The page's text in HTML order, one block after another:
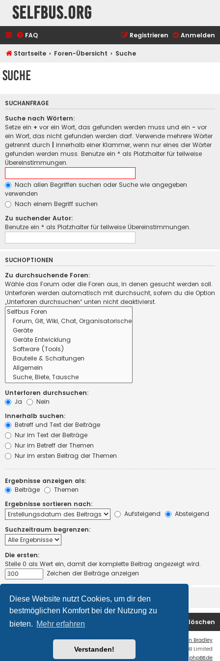
Diese Website nutzt Cookies, um dir den
bestmöglichen Komfort bei der Nutzung zu
bieten. Mehr erfahren
Verstanden!
selfbus.org
FAQ Anmelden
Registrieren
Startseite Foren-Übersicht Suche
Suche
SUCHANFRAGE
Suche nach Wörtern:
Setze ein + vor ein Wort, das gefunden werden muss und ein - vor
ein Wort, das nicht gefunden werden darf. Verwende mehrere Wörter
getrennt durch
innerhalb einer Klammer, wenn nur eines der Wörter
gefunden werden muss. Benutze ein * als Platzhalter für teilweise
Übereinstimmungen.
Nach allen Begriffen suchen oder Suche wie angegeben
verwenden
Nach einem Begriff suchen
Zu suchender Autor:
Benutze ein * als Platzhalter für teilweise Übereinstimmungen.
SUCHOPTIONEN
Zu durchsuchende Foren:
Wähle das Forum oder die Foren aus, in denen gesucht werden soll.
Unterforen werden automatisch mit durchsucht, sofern du die Option
„Unterforen durchsuchen“ unten nicht deaktivierst.
Unterforen durchsuchen:
Ja
Nein
Innerhalb suchen:
Betreff und Text der Beiträge
Nur im Text der Beiträge
Nur im Betreff der Themen
Nur im ersten Beitrag der Themen
Ergebnisse anzeigen als:
Beiträge
Themen
Ergebnisse sortieren nach:
Aufsteigend
Absteigend
Suchzeitraum begrenzen:
Die ersten:
Stelle 0 als Wert ein, damit der komplette Beitrag angezeigt wird.
Zeichen der Beiträge anzeigen
Startseite Foren-Übersicht Alle Cookies löschen
Ian Bradley
Powered byphpBB
® Forum Software © phpBB Limited
Deutsche Übersetzung durch phpBB.de